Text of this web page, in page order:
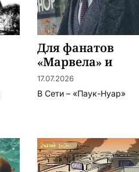
Для фанатов
«Марвела» и
Николаса Кейджа
17.07.2026
В Сети – «Паук-Нуар»